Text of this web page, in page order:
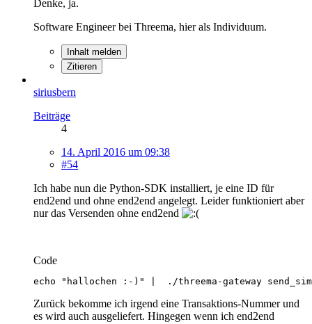
Denke, ja.
Software Engineer bei Threema, hier als Individuum.
Inhalt melden
Zitieren
siriusbern
Beiträge
4
14. April 2016 um 09:38
#54
Ich habe nun die Python-SDK installiert, je eine ID für
end2end und ohne end2end angelegt. Leider funktioniert aber
nur das Versenden ohne end2end
Code
echo "hallochen :-)" |  ./threema-gateway
Zurück bekomme ich irgend eine Transaktions-Nummer und
es wird auch ausgeliefert. Hingegen wenn ich end2end